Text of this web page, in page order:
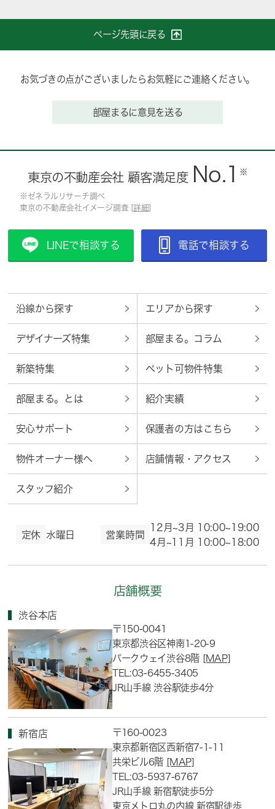
ページ先頭に戻る
お気づきの点がございましたらお気軽にご連絡ください。
部屋まるに意見を送る
東京の不動産会社 顧客満足度 No.1 ※
※ゼネラルリサーチ調べ
東京の不動産会社イメージ調査 [ 詳細
LINEで相談する 電話で相談する
沿線から探す エリアから探す
デザイナーズ特集 部屋まる。コラム
新築特集 ペット可物件特集
部屋まる。とは 紹介実績
安心サポート 保護者の方はこちら
物件オーナー様へ 店舗情報・アクセス
スタッフ紹介
定休 水曜日 営業時間
12月~3月 10:00~19:00
4月~11月 10:00~18:00
店舗概要
渋谷本店
〒150-0041
東京都渋谷区神南1-20-9
パークウェイ渋谷8階 [MAP]
TEL:03-6455-3405
JR山手線 渋谷駅徒歩4分
新宿店
〒160-0023
東京都新宿区西新宿7-1-11
共栄ビル6階 [MAP]
TEL:03-5937-6767
JR山手線 新宿駅徒歩5分
東京メトロ丸の内線 新宿駅徒歩